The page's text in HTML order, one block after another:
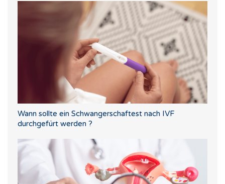
Wann sollte ein Schwangerschaftest nach IVF
durchgefürt werden ?